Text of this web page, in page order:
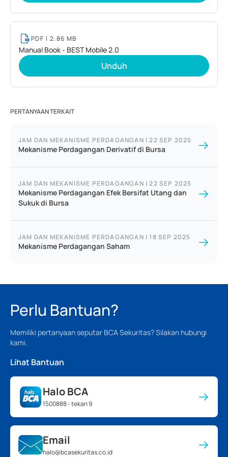
PDF | 2.86 MB
Manual Book - BEST Mobile 2.0
Unduh
PERTANYAAN TERKAIT
JAM DAN MEKANISME PERDAGANGAN | 22 SEP 2025
Mekanisme Perdagangan Derivatif di Bursa
JAM DAN MEKANISME PERDAGANGAN | 22 SEP 2025
Mekanisme Perdagangan Efek Bersifat Utang dan
Sukuk di Bursa
JAM DAN MEKANISME PERDAGANGAN | 18 SEP 2025
Mekanisme Perdagangan Saham
Perlu Bantuan?
Memiliki pertanyaan seputar BCA Sekuritas? Silakan hubungi
kami.
Lihat Bantuan
Halo BCA
1500888 - tekan 9
Email
halo@bcasekuritas.co.id